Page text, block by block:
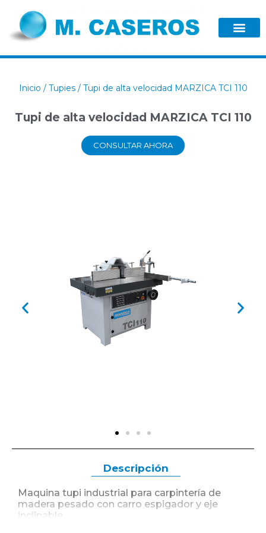
Inicio / Tupies/ Tupi de alta velocidad MARZICA TCI 110
Tupi de alta velocidad MARZICA TCI 110
CONSULTAR AHORA
Descripción
Maquina tupi industrial para carpintería de
madera pesado con carro espigador y eje
inclinable.